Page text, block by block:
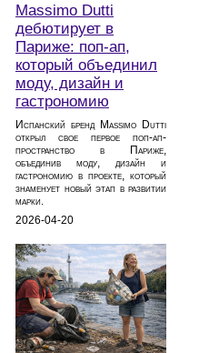
Massimo Dutti
дебютирует в
Париже: поп-ап,
который объединил
моду, дизайн и
гастрономию
Испанский бренд Massimo Dutti
открыл свое первое поп-ап-
пространство в Париже,
объединив моду, дизайн и
гастрономию в проекте, который
знаменует новый этап в развитии
марки.
2026-04-20